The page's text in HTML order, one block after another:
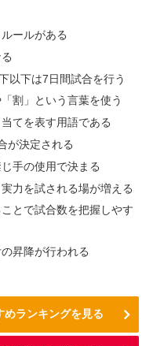
ールがある
以下は7日間試合を行う
割」という言葉を使う
てを表す用語である
が決定される
手の使用で決まる
力を試される場が増える
とで試合数を把握しやす
昇降が行われる
ランキングを見る